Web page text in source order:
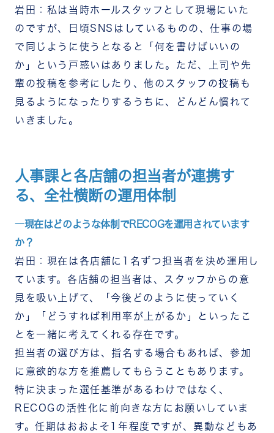
岩田：私は当時ホールスタッフとして現場にいた
のですが、日頃SNSはしているものの、仕事の場
で同じように使うとなると「何を書けばいいの
か」という戸惑いはありました。ただ、上司や先
輩の投稿を参考にしたり、他のスタッフの投稿も
見るようになったりするうちに、どんどん慣れて
いきました。
人事課と各店舗の担当者が連携す
る、全社横断の運用体制
―現在はどのような体制でRECOGを運用されています
か？
岩田：現在は各店舗に1名ずつ担当者を決め運用し
ています。各店舗の担当者は、スタッフからの意
見を吸い上げて、「今後どのように使っていく
か」「どうすれば利用率が上がるか」といったこ
とを一緒に考えてくれる存在です。
担当者の選び方は、指名する場合もあれば、参加
に意欲的な方を推薦してもらうこともあります。
特に決まった選任基準があるわけではなく、
RECOGの活性化に前向きな方にお願いしていま
す。任期はおおよそ1年程度ですが、異動などもあ